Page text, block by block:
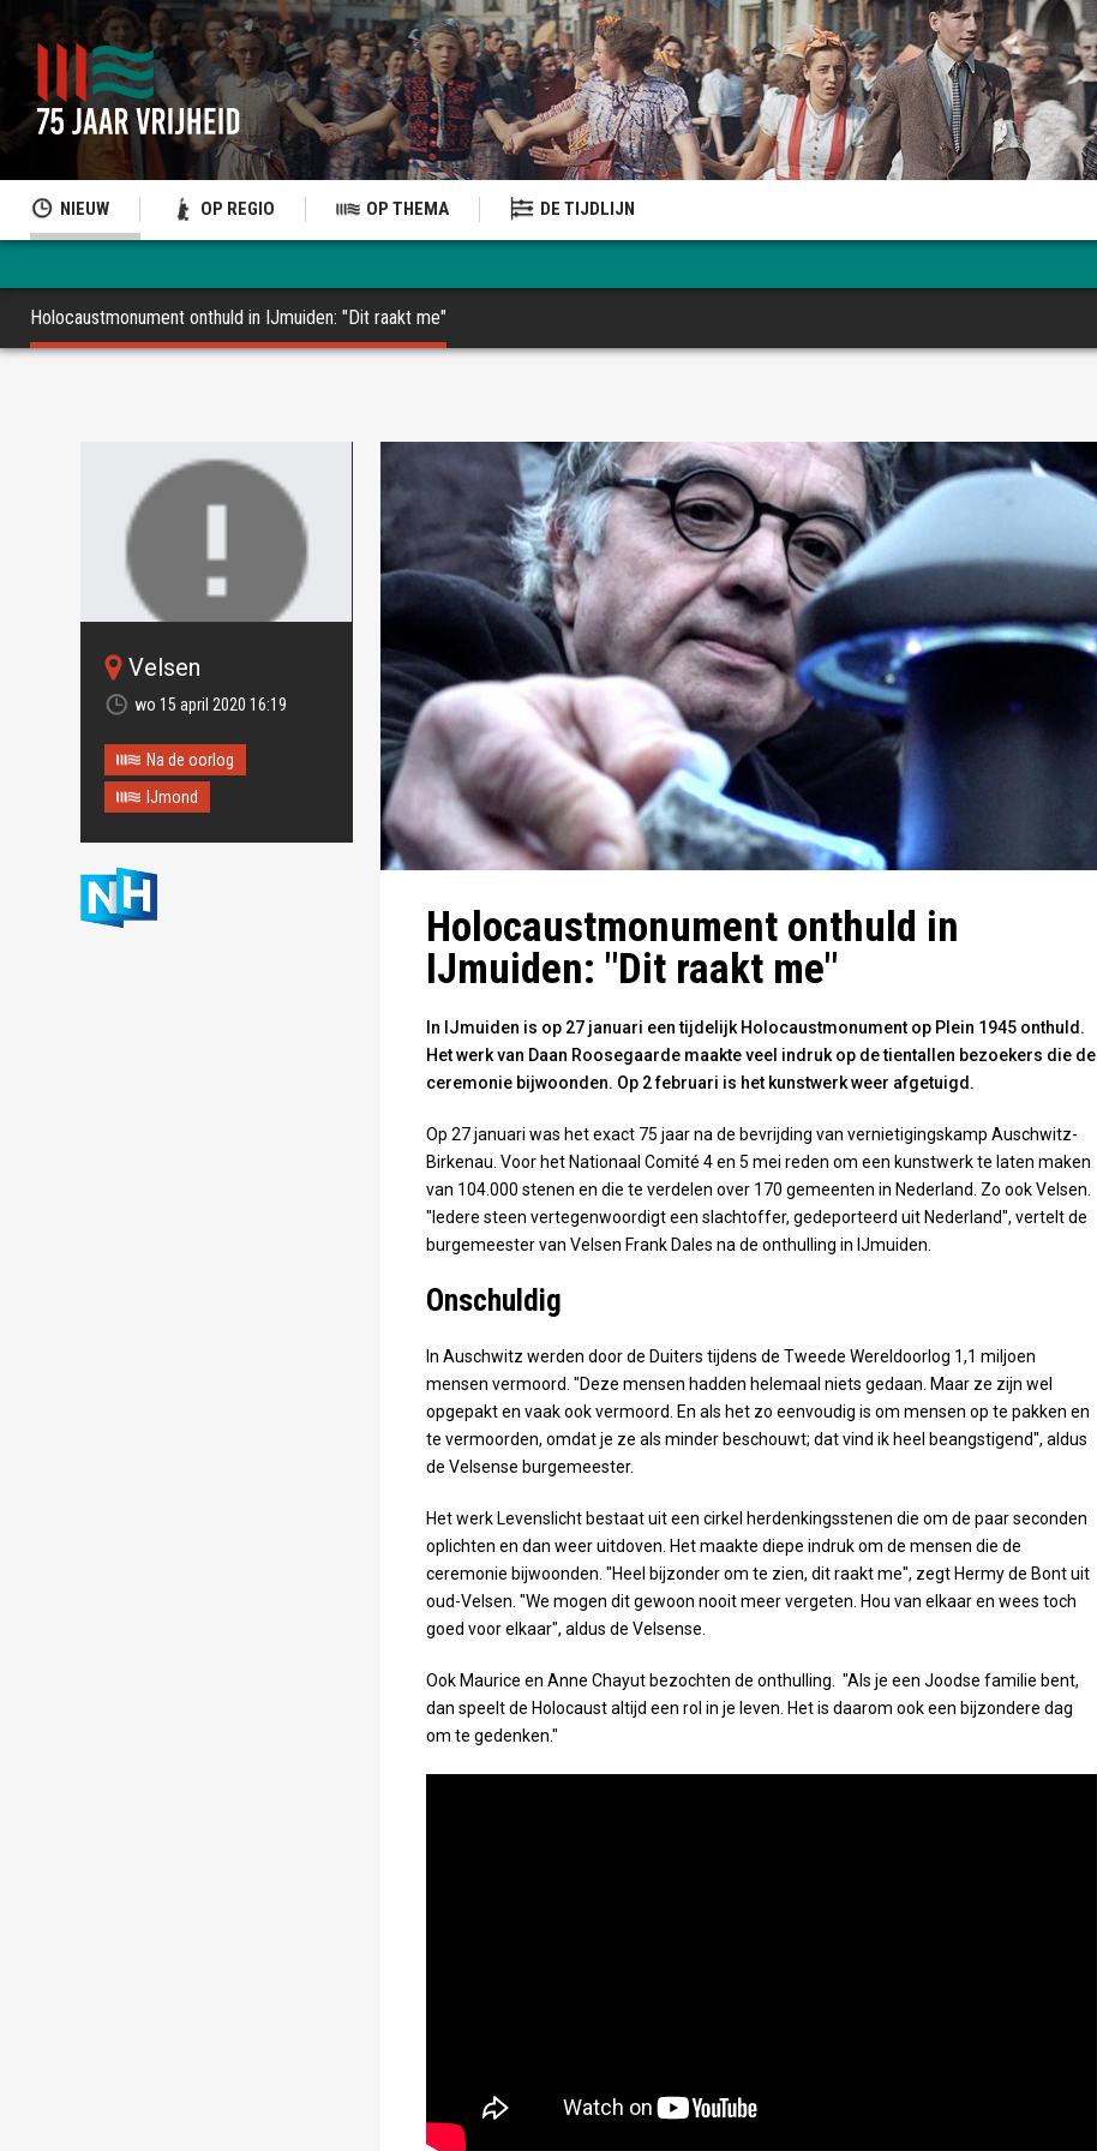
NIEUW OP REGIO OP THEMA DE TIJDLIJN
Holocaustmonument onthuld in IJmuiden: "Dit raakt me"
Oops!
Something
went wrong.
This page didn't load Google
Maps correctly. See the
technical details.
Velsen
wo 15 april 2020 16:19
Na de oorlog
IJmond
Holocaustmonument onthuld in
IJmuiden: "Dit raakt me"
In IJmuiden is op 27 januari een tijdelijk Holocaustmonument op Plein 1945 onthuld.
Het werk van Daan Roosegaarde maakte veel indruk op de tientallen bezoekers die de
ceremonie bijwoonden. Op 2 februari is het kunstwerk weer afgetuigd.
Op 27 januari was het exact 75 jaar na de bevrijding van vernietigingskamp Auschwitz-
Birkenau. Voor het Nationaal Comité 4 en 5 mei reden om een kunstwerk te laten maken
van 104.000 stenen en die te verdelen over 170 gemeenten in Nederland. Zo ook Velsen.
"Iedere steen vertegenwoordigt een slachtoffer, gedeporteerd uit Nederland", vertelt de
burgemeester van Velsen Frank Dales na de onthulling in IJmuiden.
Onschuldig
In Auschwitz werden door de Duiters tijdens de Tweede Wereldoorlog 1,1 miljoen
mensen vermoord. "Deze mensen hadden helemaal niets gedaan. Maar ze zijn wel
opgepakt en vaak ook vermoord. En als het zo eenvoudig is om mensen op te pakken en
te vermoorden, omdat je ze als minder beschouwt; dat vind ik heel beangstigend", aldus
de Velsense burgemeester.
Het werk Levenslicht bestaat uit een cirkel herdenkingsstenen die om de paar seconden
oplichten en dan weer uitdoven. Het maakte diepe indruk om de mensen die de
ceremonie bijwoonden. "Heel bijzonder om te zien, dit raakt me", zegt Hermy de Bont uit
oud-Velsen. "We mogen dit gewoon nooit meer vergeten. Hou van elkaar en wees toch
goed voor elkaar", aldus de Velsense.
Ook Maurice en Anne Chayut bezochten de onthulling. "Als je een Joodse familie bent,
dan speelt de Holocaust altijd een rol in je leven. Het is daarom ook een bijzondere dag
om te gedenken."